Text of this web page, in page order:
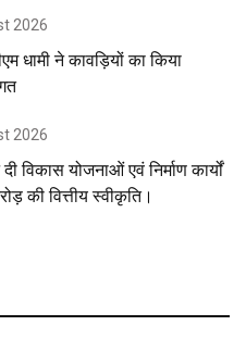
2026
धामी ने कावड़ियों का किया
2026
विकास योजनाओं एवं निर्माण कार्यों
की वित्तीय स्वीकृति।